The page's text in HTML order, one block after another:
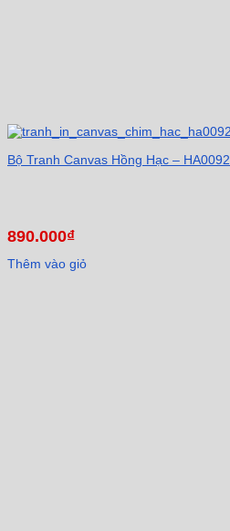
Bộ Tranh Canvas Hồng Hạc – HA0092
890.000₫
Thêm vào giỏ